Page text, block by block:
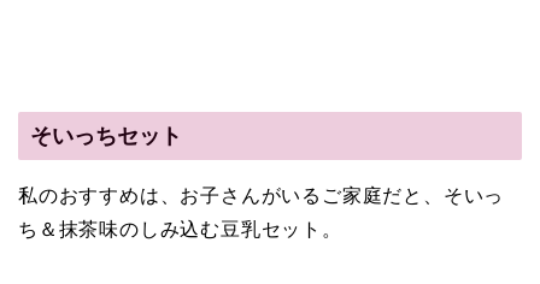
そいっちセット
私のおすすめは、お子さんがいるご家庭だと、そいっ
ち＆抹茶味のしみ込む豆乳セット。